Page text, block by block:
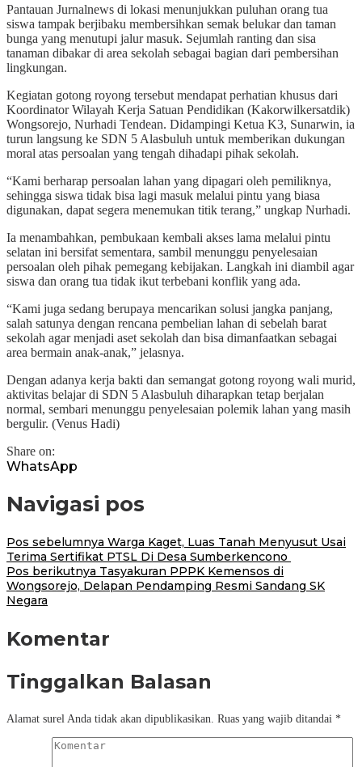
Pantauan Jurnalnews di lokasi menunjukkan puluhan orang tua
siswa tampak berjibaku membersihkan semak belukar dan taman
bunga yang menutupi jalur masuk. Sejumlah ranting dan sisa
tanaman dibakar di area sekolah sebagai bagian dari pembersihan
lingkungan.
Kegiatan gotong royong tersebut mendapat perhatian khusus dari
Koordinator Wilayah Kerja Satuan Pendidikan (Kakorwilkersatdik)
Wongsorejo, Nurhadi Tendean. Didampingi Ketua K3, Sunarwin, ia
turun langsung ke SDN 5 Alasbuluh untuk memberikan dukungan
moral atas persoalan yang tengah dihadapi pihak sekolah.
“Kami berharap persoalan lahan yang dipagari oleh pemiliknya,
sehingga siswa tidak bisa lagi masuk melalui pintu yang biasa
digunakan, dapat segera menemukan titik terang,” ungkap Nurhadi.
Ia menambahkan, pembukaan kembali akses lama melalui pintu
selatan ini bersifat sementara, sambil menunggu penyelesaian
persoalan oleh pihak pemegang kebijakan. Langkah ini diambil agar
siswa dan orang tua tidak ikut terbebani konflik yang ada.
“Kami juga sedang berupaya mencarikan solusi jangka panjang,
salah satunya dengan rencana pembelian lahan di sebelah barat
sekolah agar menjadi aset sekolah dan bisa dimanfaatkan sebagai
area bermain anak-anak,” jelasnya.
Dengan adanya kerja bakti dan semangat gotong royong wali murid,
aktivitas belajar di SDN 5 Alasbuluh diharapkan tetap berjalan
normal, sembari menunggu penyelesaian polemik lahan yang masih
bergulir. (Venus Hadi)
Share on:
WhatsApp
Navigasi pos
Pos sebelumnya Warga Kaget, Luas Tanah Menyusut Usai
Terima Sertifikat PTSL Di Desa Sumberkencono
Pos berikutnya Tasyakuran PPPK Kemensos di
Wongsorejo, Delapan Pendamping Resmi Sandang SK
Negara
Komentar
Tinggalkan Balasan
Alamat surel Anda tidak akan dipublikasikan. Ruas yang wajib ditandai *